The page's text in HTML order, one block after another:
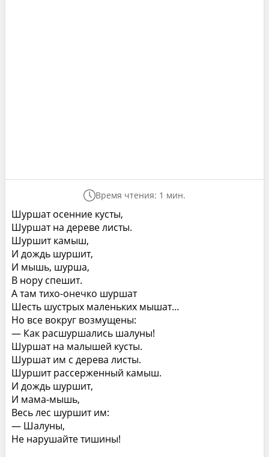
Время чтения: 1 мин.
Шуршат осенние кусты,
Шуршат на дереве листы.
Шуршит камыш,
И дождь шуршит,
И мышь, шурша,
В нору спешит.
А там тихо-онечко шуршат
Шесть шустрых маленьких мышат…
Но все вокруг возмущены:
— Как расшуршались шалуны!
Шуршат на малышей кусты.
Шуршат им с дерева листы.
Шуршит рассерженный камыш.
И дождь шуршит,
И мама-мышь,
Весь лес шуршит им:
— Шалуны,
Не нарушайте тишины!